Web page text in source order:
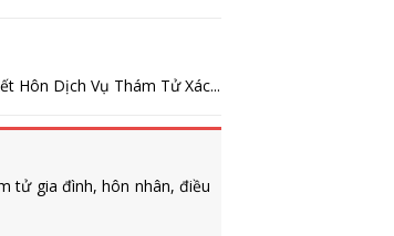
Hôn Dịch Vụ Thám Tử Xác...
tử gia đình, hôn nhân, điều